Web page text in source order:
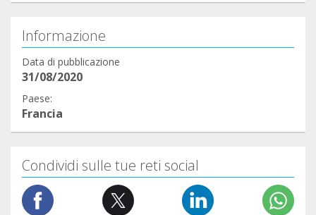
Informazione
Data di pubblicazione
31/08/2020
Paese:
Francia
Condividi sulle tue reti social